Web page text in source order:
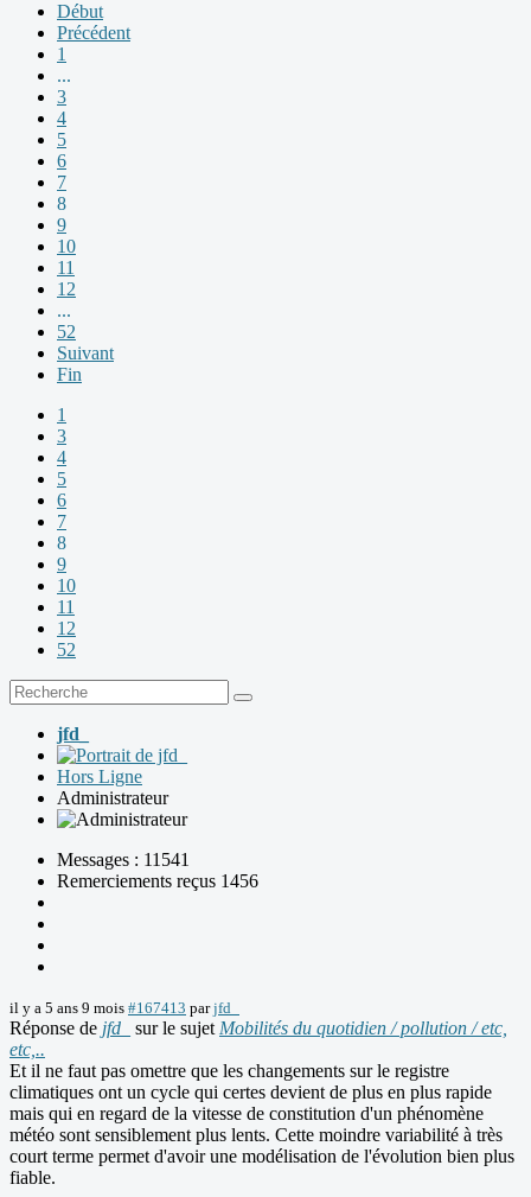
Début
Précédent
1
...
3
4
5
6
7
8
9
10
11
12
...
52
Suivant
Fin
1
3
4
5
6
7
8
9
10
11
12
52
jfd_
Hors Ligne
Administrateur
Messages : 11541
Remerciements reçus 1456
il y a 5 ans 9 mois #167413 parjfd_
Réponse de jfd_ sur le sujet Mobilités du quotidien / pollution / etc,
etc,..
Et il ne faut pas omettre que les changements sur le registre
climatiques ont un cycle qui certes devient de plus en plus rapide
mais qui en regard de la vitesse de constitution d'un phénomène
météo sont sensiblement plus lents. Cette moindre variabilité à très
court terme permet d'avoir une modélisation de l'évolution bien plus
fiable.